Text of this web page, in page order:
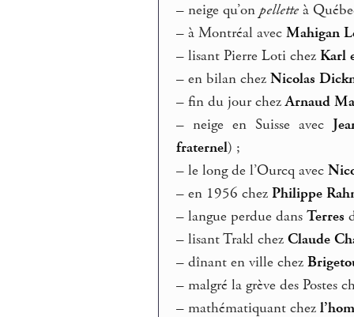
– neige qu’onpellette à
– à Montréal avecMahigan
– lisant Pierre Loti chezKarl
– en bilan chezNicolas
– fin du jour chezArnaud
– neige en Suisse avec
fraternel) ;
– le long de l’Ourcq avec
– en 1956 chezPhilippe
– langue perdue dansTerres
– lisant Trakl chezClaude
– dînant en ville chez
– malgré la grève des Postes
– mathématiquant chez